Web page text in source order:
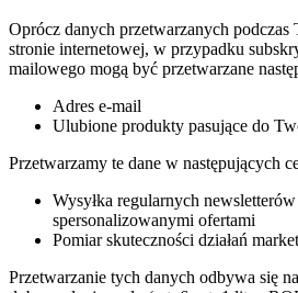
Oprócz danych przetwarzanych
stronie internetowej, w przypadku
mailowego mogą być przetwarzane
Adres e-mail
Ulubione produkty pasujące do
Przetwarzamy te dane w następujących
Wysyłka regularnych
spersonalizowanymi ofertami
Pomiar skuteczności działań
Przetwarzanie tych danych odbywa się